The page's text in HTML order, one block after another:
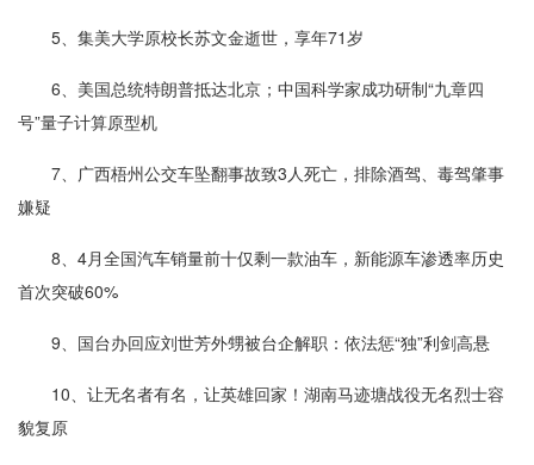
5、集美大学原校长苏文金逝世，享年71岁
6、美国总统特朗普抵达北京；中国科学家成功研制“九章四
号”量子计算原型机
7、广西梧州公交车坠翻事故致3人死亡，排除酒驾、毒驾肇事
嫌疑
8、4月全国汽车销量前十仅剩一款油车，新能源车渗透率历史
首次突破60%
9、国台办回应刘世芳外甥被台企解职：依法惩“独”利剑高悬
10、让无名者有名，让英雄回家！湖南马迹塘战役无名烈士容
貌复原